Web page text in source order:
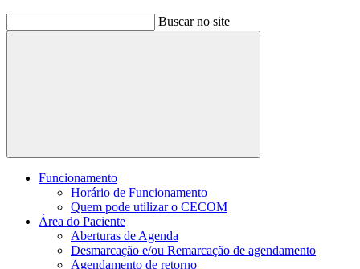
Buscar no site
Buscar
Funcionamento
Horário de Funcionamento
Quem pode utilizar o CECOM
Área do Paciente
Aberturas de Agenda
Desmarcação e/ou Remarcação de agendamento
Agendamento de retorno